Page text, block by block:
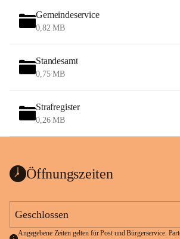
Gemeindeservice
0,82 MB
Standesamt
0,75 MB
Strafregister
0,26 MB
Öffnungszeiten
Geschlossen
Angegebene Zeiten gelten für Post und Bürgerservice.